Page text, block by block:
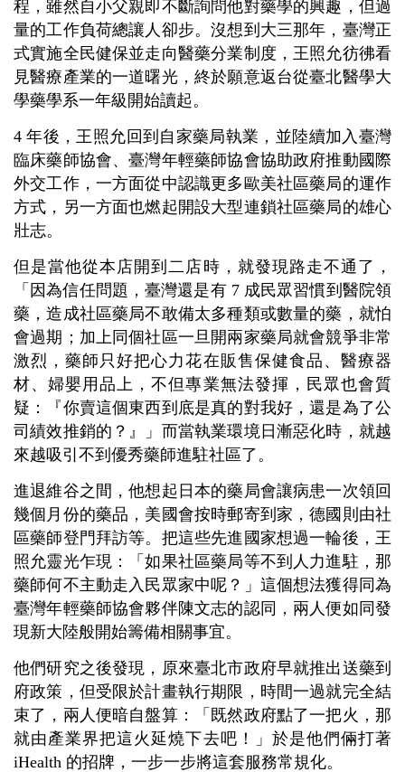
程，雖然自小父親即不斷詢問他對藥學的興趣，但過
量的工作負荷總讓人卻步。沒想到大三那年，臺灣正
式實施全民健保並走向醫藥分業制度，王照允彷彿看
見醫療產業的一道曙光，終於願意返台從臺北醫學大
學藥學系一年級開始讀起。
4 年後，王照允回到自家藥局執業，並陸續加入臺灣
臨床藥師協會、臺灣年輕藥師協會協助政府推動國際
外交工作，一方面從中認識更多歐美社區藥局的運作
方式，另一方面也燃起開設大型連鎖社區藥局的雄心
壯志。
但是當他從本店開到二店時，就發現路走不通了，
「因為信任問題，臺灣還是有 7 成民眾習慣到醫院領
藥，造成社區藥局不敢備太多種類或數量的藥，就怕
會過期；加上同個社區一旦開兩家藥局就會競爭非常
激烈，藥師只好把心力花在販售保健食品、醫療器
材、婦嬰用品上，不但專業無法發揮，民眾也會質
疑：『你賣這個東西到底是真的對我好，還是為了公
司績效推銷的？』」而當執業環境日漸惡化時，就越
來越吸引不到優秀藥師進駐社區了。
進退維谷之間，他想起日本的藥局會讓病患一次領回
幾個月份的藥品，美國會按時郵寄到家，德國則由社
區藥師登門拜訪等。把這些先進國家想過一輪後，王
照允靈光乍現：「如果社區藥局等不到人力進駐，那
藥師何不主動走入民眾家中呢？」這個想法獲得同為
臺灣年輕藥師協會夥伴陳文志的認同，兩人便如同發
現新大陸般開始籌備相關事宜。
他們研究之後發現，原來臺北市政府早就推出送藥到
府政策，但受限於計畫執行期限，時間一過就完全結
束了，兩人便暗自盤算：「既然政府點了一把火，那
就由產業界把這火延燒下去吧！」於是他們倆打著
iHealth 的招牌，一步一步將這套服務常規化。